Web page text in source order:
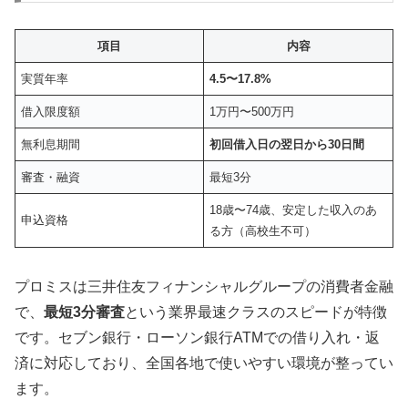
項目 内容
実質年率 4.5〜17.8%
借入限度額 1万円〜500万円
無利息期間 初回借入日の翌日から30日間
審査・融資 最短3分
申込資格
18歳〜74歳、安定した収入のあ
る方（高校生不可）
プロミスは三井住友フィナンシャルグループの消費者金融
で、 最短3分審査という業界最速クラスのスピードが特徴
です。セブン銀行・ローソン銀行ATMでの借り入れ・返
済に対応しており、全国各地で使いやすい環境が整ってい
ます。